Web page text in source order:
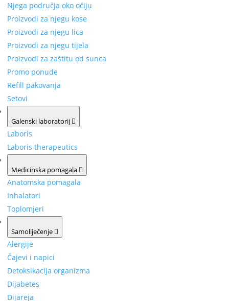
Njega područja oko očiju
Proizvodi za njegu kose
Proizvodi za njegu lica
Proizvodi za njegu tijela
Proizvodi za zaštitu od sunca
Promo ponude
Refill pakovanja
Setovi
Galenski laboratorij
Laboris
Laboris therapeutics
Medicinska pomagala
Anatomska pomagala
Inhalatori
Toplomjeri
Samoliječenje
Alergije
Čajevi i napici
Detoksikacija organizma
Dijabetes
Dijareja